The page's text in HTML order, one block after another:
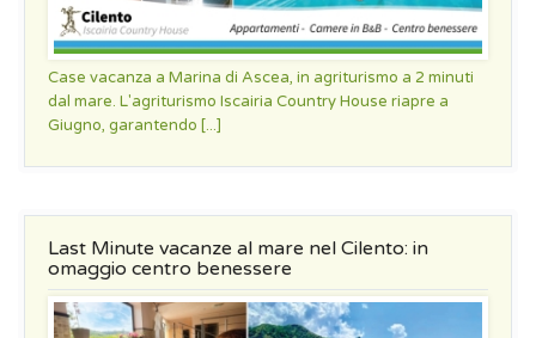
Case vacanza a Marina di Ascea, in agriturismo a 2 minuti
dal mare. L'agriturismo Iscairia Country House riapre a
Giugno, garantendo [...]
Last Minute vacanze al mare nel Cilento: in
omaggio centro benessere